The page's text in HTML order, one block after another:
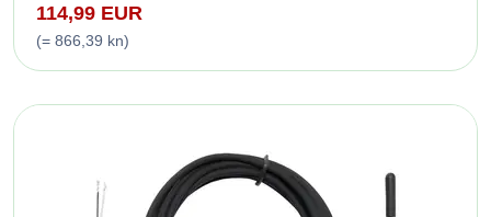
114,99 EUR
(= 866,39 kn)